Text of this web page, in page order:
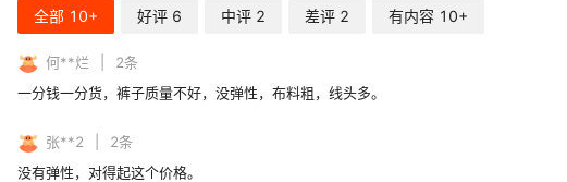
全部 10+ 好评 6 中评 2 差评 2 有内容 10+
何**烂 2条
一分钱一分货，裤子质量不好，没弹性，布料粗，线头多。
张**2 2条
没有弹性，对得起这个价格。